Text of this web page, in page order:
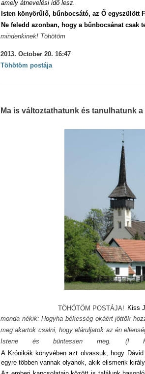
amely átnevelési idő lesz.
Isten könyörűlő, bűnbocsátó, az Ő egyszülött
Ne feledd azonban, hogy a bűnbocsánat csak
mindenkinek! Töhötöm
2013. October 20. 16:47
Töhötöm postája
Ma is változtathatunk és tanulhatunk a
TÖHÖTÖM POSTÁJA! Kiss
monda nékik: Hogyha békesség okáért jöttök
meg akartok csalni, hogy eláruljatok az én
Istene és büntessen meg. (I
A Krónikák könyvében azt olvassuk, hogy
egyre többen vannak olyanok, akik elismerik